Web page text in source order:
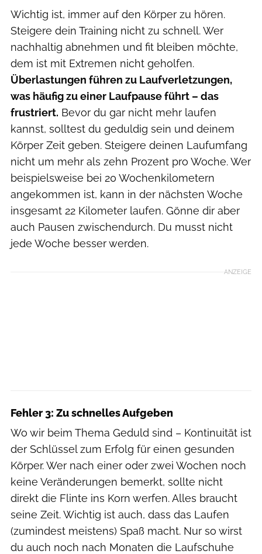
Wichtig ist, immer auf den Körper zu hören.
Steigere dein Training nicht zu schnell. Wer
nachhaltig abnehmen und fit bleiben möchte,
dem ist mit Extremen nicht geholfen.
Überlastungen führen zu Laufverletzungen,
was häufig zu einer Laufpause führt – das
frustriert. Bevor du gar nicht mehr laufen
kannst, solltest du geduldig sein und deinem
Körper Zeit geben. Steigere deinen Laufumfang
nicht um mehr als zehn Prozent pro Woche. Wer
beispielsweise bei 20 Wochenkilometern
angekommen ist, kann in der nächsten Woche
insgesamt 22 Kilometer laufen. Gönne dir aber
auch Pausen zwischendurch. Du musst nicht
jede Woche besser werden.
ANZEIGE
Fehler 3: Zu schnelles Aufgeben
Wo wir beim Thema Geduld sind – Kontinuität ist
der Schlüssel zum Erfolg für einen gesunden
Körper. Wer nach einer oder zwei Wochen noch
keine Veränderungen bemerkt, sollte nicht
direkt die Flinte ins Korn werfen. Alles braucht
seine Zeit. Wichtig ist auch, dass das Laufen
(zumindest meistens) Spaß macht. Nur so wirst
du auch noch nach Monaten die Laufschuhe